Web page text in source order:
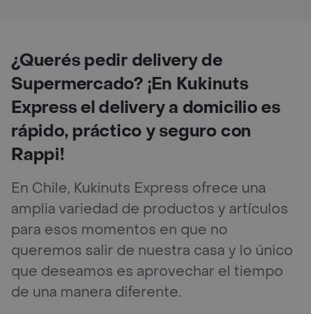
¿Querés pedir delivery de
Supermercado? ¡En Kukinuts
Express el delivery a domicilio es
rápido, práctico y seguro con
Rappi!
En Chile, Kukinuts Express ofrece una
amplia variedad de productos y artículos
para esos momentos en que no
queremos salir de nuestra casa y lo único
que deseamos es aprovechar el tiempo
de una manera diferente.